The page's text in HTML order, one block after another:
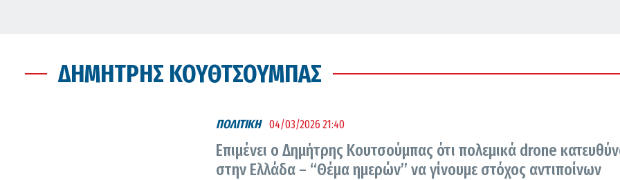
ΔΗΜΉΤΡΗΣ ΚΟΥΘΤΣΟΎΜΠΑΣ
ΠΟΛΙΤΙΚΗ 04/03/2026 21:40
Επιμένει ο Δημήτρης Κουτσούμπας ότι πολεμικά drone
στην Ελλάδα – “Θέμα ημερών” να γίνουμε στόχος αντιποίνων